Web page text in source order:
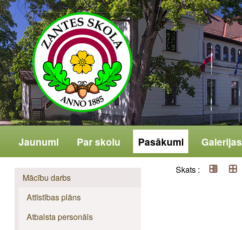
Jaunumi Par skolu Pasākumi Galerijas
Mācību darbs
Attīstības plāns
Atbalsta personāls
Skats :